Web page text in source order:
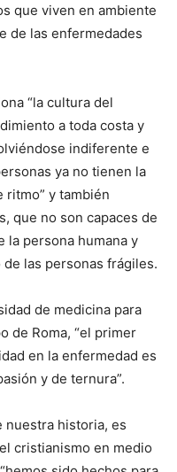
que viven en ambiente
de las enfermedades
“la cultura del
a toda costa y
indiferente e
ya no tienen la
ritmo” y también
que no son capaces de
la persona humana y
las personas frágiles.
de medicina para
de Roma, “el primer
en la enfermedad es
y de ternura”.
nuestra historia, es
cristianismo en medio